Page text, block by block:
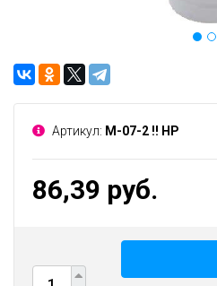
Артикул: М-07-2 !! НР
86,39 руб.